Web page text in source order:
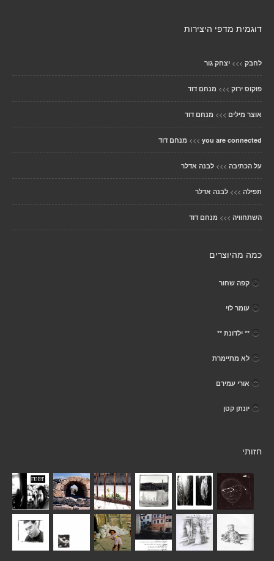
דוגמית מדפי היצירות
לחבק >>> יצחק גור
פוקוס ירוק >>> מנחם דוד
אוצר מילים >>> מנחם דוד
you are connected
>>> מנחם דוד
על הכתיבה >>> לבנה אדלר
תפילה >>> לבנה אדלר
השתחוויה >>> מנחם דוד
כמה מהיוצרים
קפה שחור
עומר לוי
** ילדונת **
לא מתיימרת
אורי עמירם
יונתן קטן
חזותי